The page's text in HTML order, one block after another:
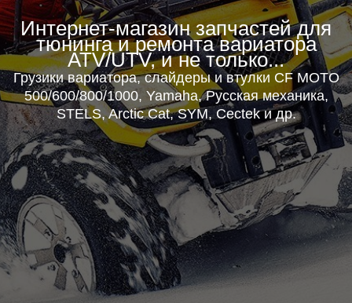
Интернет-магазин запчастей для
тюнинга и ремонта вариатора
ATV/UTV, и не только...
Грузики вариатора, слайдеры и втулки CF MOTO
500/600/800/1000, Yamaha, Русская механика,
STELS, Arctic Cat, SYM, Cectek и др.